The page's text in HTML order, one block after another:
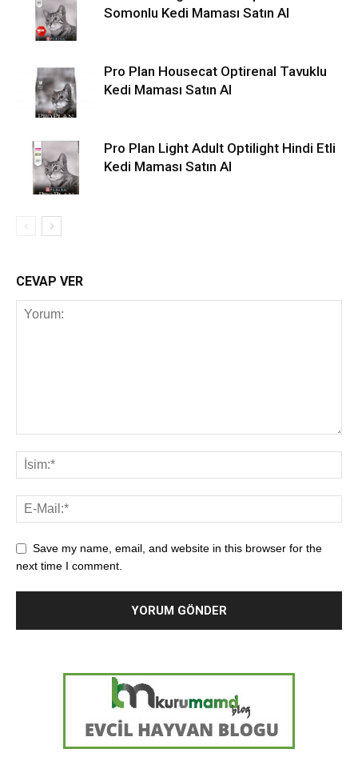
Somonlu Kedi Maması Satın Al
Pro Plan Housecat Optirenal Tavuklu
Kedi Maması Satın Al
Pro Plan Light Adult Optilight Hindi Etli
Kedi Maması Satın Al
CEVAP VER
Save my name, email, and website in this browser for the
next time I comment.